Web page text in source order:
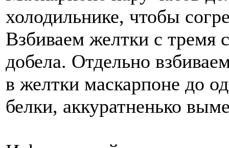
холодильнике, чтобы
Взбиваем желтки с тремя
добела. Отдельно
в желтки маскарпоне до
белки, аккуратненько